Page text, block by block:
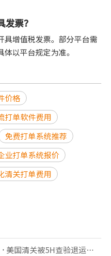
票？
具增值税发票。部分平台需
以平台规定为准。
价格
打单软件费用
免费打单系统推荐
业打单系统报价
清关打单费用
美国清关被5H查验退运怎么办？完整处理流程解析